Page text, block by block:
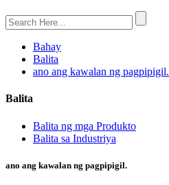
Bahay
Balita
ano ang kawalan ng pagpipigil.
Balita
Balita ng mga Produkto
Balita sa Industriya
ano ang kawalan ng pagpipigil.